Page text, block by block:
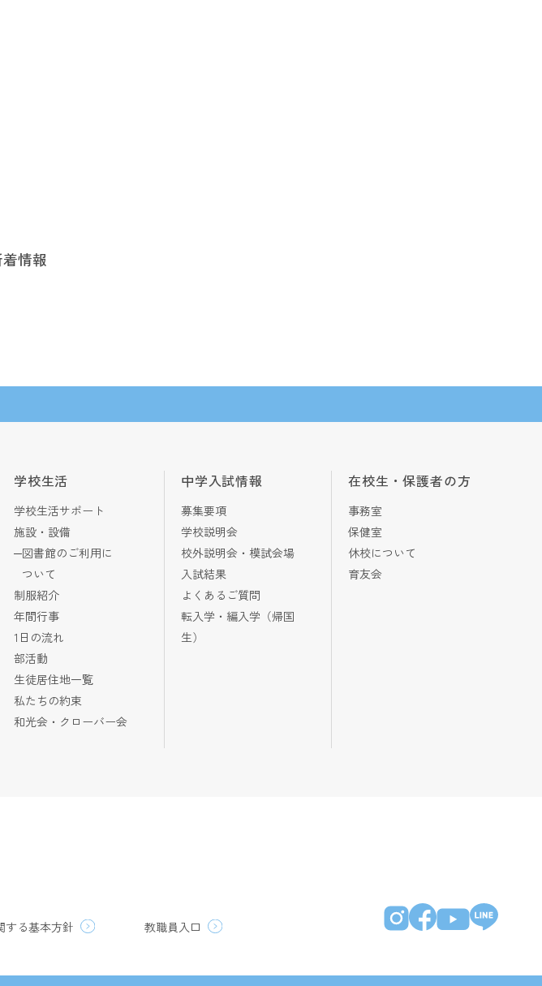
情報
学校生活
学校生活サポート
施設・設備
図書館のご利用に
ついて
制服紹介
年間行事
1日の流れ
部活動
生徒居住地一覧
私たちの約束
和光会・クローバー会
中学入試情報
募集要項
学校説明会
校外説明会・模試会場
入試結果
よくあるご質問
転入学・編入学（帰国
生）
在校生・保護者の方
事務室
保健室
休校について
育友会
する基本方針 教職員入口